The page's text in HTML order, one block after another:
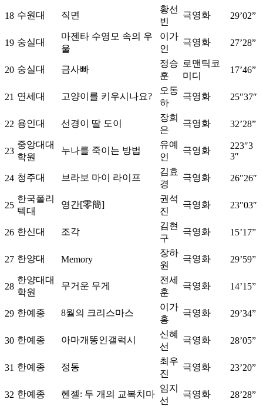
18 수원대 직면
황선
빈
극영화 29’02”
19 숭실대
마젠타 수영모 속의 우
울
이가
인
극영화 27’28”
20 숭실대 금사빠
정승
훈
로맨틱코
미디
17’46”
21 연세대 고양이를 키우시나요?
오동
하
극영화 25″37″
22 용인대 선경이 딸 도이
장희
은
극영화 32’28”
23
중앙대대
학원
누나를 죽이는 방법
유예
인
극영화
223″3
3″
24 청주대 브라보 마이 라이프
김효
경
극영화 26″26″
25
한국폴리
텍대
영간[零簡]
권석
진
극영화 23″03″
26 한신대 조각
김현
구
극영화 15’17”
27 한양대 Memory
장하
원
극영화 29’59”
28
한양대대
학원
무거운 무게
전세
훈
극영화 14’15”
29 한예종 8월의 크리스마스
이가
홍
극영화 29’34”
30 한예종 아마개똥인갤럭시
신혜
선
극영화 28’05”
31 한예종 정동
최우
진
극영화 23’20”
32 한예종 헨젤: 두 개의 교복치마
임지
선
극영화 28’28”